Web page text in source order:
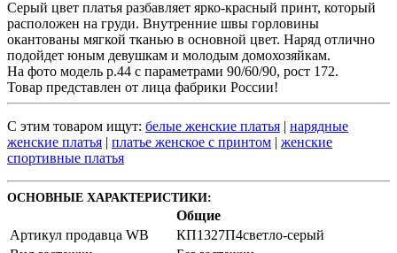
Серый цвет платья разбавляет ярко-красный принт, который
расположен на груди. Внутренние швы горловины
окантованы мягкой тканью в основной цвет. Наряд отлично
подойдет юным девушкам и молодым домохозяйкам.
На фото модель р.44 с параметрами 90/60/90, рост 172.
Товар представлен от лица фабрики России!
С этим товаром ищут: белые женские платья | нарядные
женские платья | платье женское с принтом | женские
спортивные платья
ОСНОВНЫЕ ХАРАКТЕРИСТИКИ:
Общие
Артикул продавца WB
КП1327П4светло-серый